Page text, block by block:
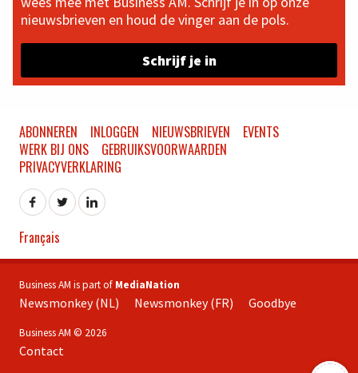
nieuwsbrieven en houd de vinger aan de pols.
Schrijf je in
ABONNEREN INLOGGEN NIEUWSBRIEVEN
EVENTS
WERK BIJ ONS
GEBRUIKSVOORWAARDEN
PRIVACYVERKLARING
Français
Business AM is part of MediaNation
Newsmonkey (NL) Newsmonkey (FR) Goodbye
Business AM © 2026
Contact